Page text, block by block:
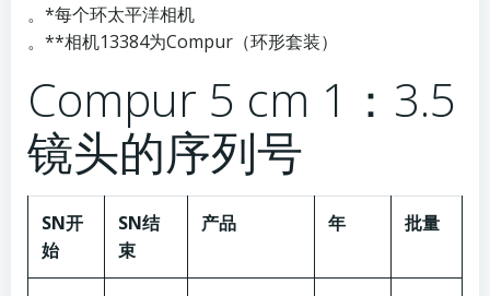
。*每个环太平洋相机
。**相机13384为Compur（环形套装）
Compur 5 cm 1：3.5
镜头的序列号
SN开
始
SN结
束
产品 年 批量